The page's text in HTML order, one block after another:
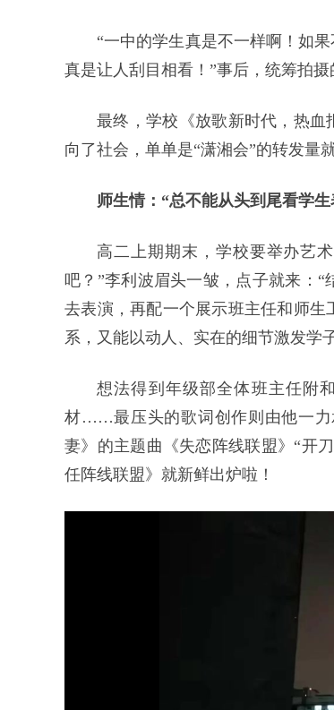
“一中的学生真是不一样啊！如
真是让人刮目相看！”事后，统筹拍摄
最终，学校《放歌新时代，热
向了社会，单单是“潇湘会”的转发量
师生情：“总不能从头到尾看学生
高二上期期末，学校要举办艺
吧？”李利波眉头一皱，点子就来：
去表演，再配一个展示班主任和师
系，又能以动人、实在的细节激发学
想法得到年级部全体班主任附
材……最压头的歌词创作则由他一力
妻》的主题曲《失恋阵线联盟》“开
任阵线联盟》就新鲜出炉啦！